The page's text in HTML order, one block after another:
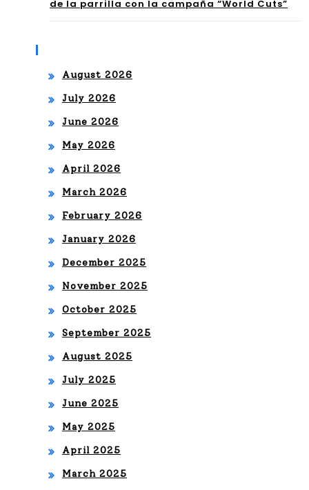
reu
de la parrilla con la campaña “World Cuts”
August 2026
July 2026
June 2026
May 2026
April 2026
March 2026
February 2026
January 2026
December 2025
November 2025
October 2025
September 2025
August 2025
July 2025
June 2025
May 2025
April 2025
March 2025